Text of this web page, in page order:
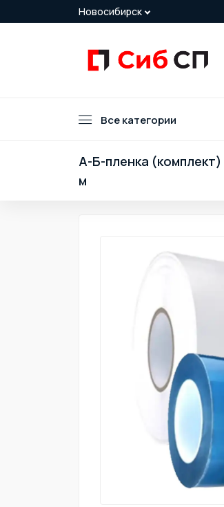
Все категории
А-Б-пленка
м